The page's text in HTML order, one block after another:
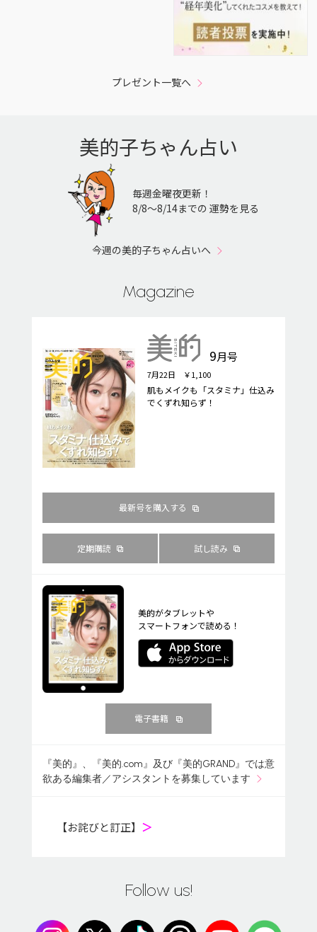
プレゼント一覧へ
美的子ちゃん占い
毎週金曜夜更新！
8/8〜8/14までの 運勢を見る
今週の美的子ちゃん占いへ
Magazine
9月号
7月22日 ￥1,100
肌もメイクも「スタミナ」仕込み
でくずれ知らず！
最新号を購入する
定期購読 試し読み
美的がタブレットや
スマートフォンで読める！
電子書籍
『美的』、『美的.com』及び『美的GRAND』では意
欲ある編集者／アシスタントを募集しています
【お詫びと訂正】 ＞
Follow us!